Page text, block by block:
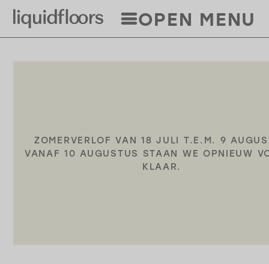
Overslaan
inhoud
OPEN MENU
ZOMERVERLOF VAN 18 JULI T.E.M. 9
VANAF 10 AUGUSTUS STAAN WE OPNIEUW
KLAAR.